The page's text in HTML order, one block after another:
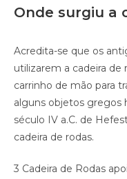
Onde surgiu a
Acredita-se que os
utilizarem a cadeira de
carrinho de mão para
alguns objetos gregos
século IV a.C. de
cadeira de rodas.
3 Cadeira de Rodas